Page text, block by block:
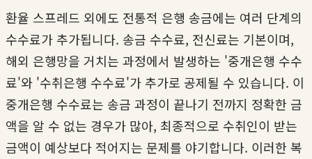
환율 스프레드 외에도 전통적 은행 송금에는 여러 단계의
수수료가 추가됩니다. 송금 수수료, 전신료는 기본이며,
해외 은행망을 거치는 과정에서 발생하는 '중개은행 수수
료'와 '수취은행 수수료'가 추가로 공제될 수 있습니다. 이
중개은행 수수료는 송금 과정이 끝나기 전까지 정확한 금
액을 알 수 없는 경우가 많아, 최종적으로 수취인이 받는
금액이 예상보다 적어지는 문제를 야기합니다. 이러한 복